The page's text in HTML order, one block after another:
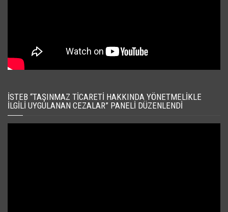
İSTEB “TAŞINMAZ TICARETI HAKKINDA YÖNETMELIKLE
İLGILI UYGULANAN CEZALAR” PANELI DÜZENLENDI